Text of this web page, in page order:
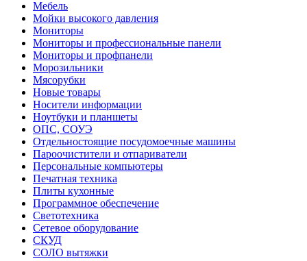
Мебель
Мойки высокого давления
Мониторы
Мониторы и профессиональные панели
Мониторы и профпанели
Морозильники
Мясорубки
Новые товары
Носители информации
Ноутбуки и планшеты
ОПС, СОУЭ
Отдельностоящие посудомоечные машины
Пароочистители и отпариватели
Персональные компьютеры
Печатная техника
Плиты кухонные
Программное обеспечение
Светотехника
Сетевое оборудование
СКУД
СОЛО вытяжки